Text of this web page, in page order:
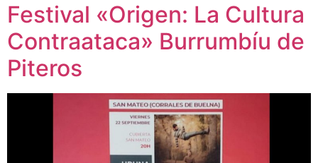
Festival «Origen: La Cultura
Contraataca» Burrumbíu de
Piteros